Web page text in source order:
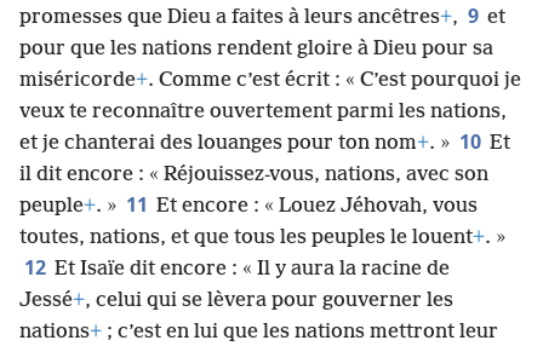
promesses que Dieu a faites à leurs ancêtres+, 9 et
pour que les nations rendent gloire à Dieu pour sa
miséricorde+. Comme c’est écrit : « C’est pourquoi je
veux te reconnaître ouvertement parmi les nations,
et je chanterai des louanges pour ton nom+. » 10 Et
il dit encore : « Réjouissez-vous, nations, avec son
peuple+. » 11 Et encore : « Louez Jéhovah, vous
toutes, nations, et que tous les peuples le louent+. »
12 Et Isaïe dit encore : « Il y aura la racine de
Jessé+, celui qui se lèvera pour gouverner les
nations+ ; c’est en lui que les nations mettront leur